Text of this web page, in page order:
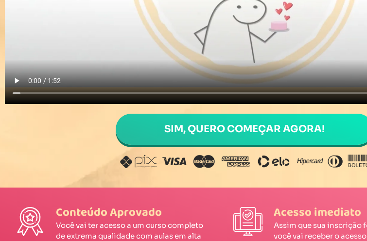
SIM, QUERO COMEÇAR AGORA!
Conteúdo Aprovado
Você vai ter acesso a um curso completo
de extrema qualidade com aulas em alta
Acesso imediato
Assim que sua inscrição
você vai receber o